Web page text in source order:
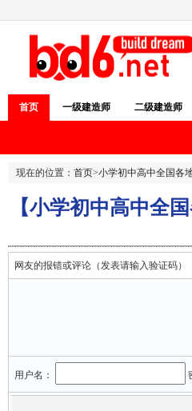
首页 一级建造师 二级建造师
现在的位置： 首页>小学初中高中全国各
【小学初中高中全
网友的报错或评论（发表请输入验证码）
用户名：